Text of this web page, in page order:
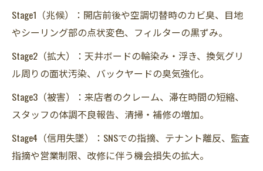
Stage1（兆候）：開店前後や空調切替時のカビ臭、目地
やシーリング部の点状変色、フィルターの黒ずみ。
Stage2（拡大）：天井ボードの輪染み・浮き、換気グリ
ル周りの面状汚染、バックヤードの臭気強化。
Stage3（被害）：来店者のクレーム、滞在時間の短縮、
スタッフの体調不良報告、清掃・補修の増加。
Stage4（信用失墜）：SNSでの指摘、テナント離反、監査
指摘や営業制限、改修に伴う機会損失の拡大。